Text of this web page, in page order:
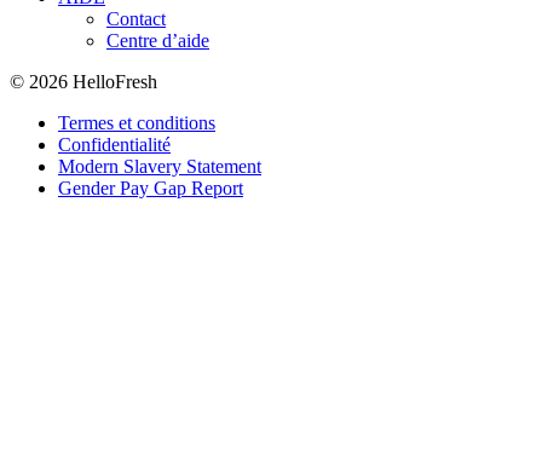
Contact
Centre d’aide
© 2026 HelloFresh
Termes et conditions
Confidentialité
Modern Slavery Statement
Gender Pay Gap Report